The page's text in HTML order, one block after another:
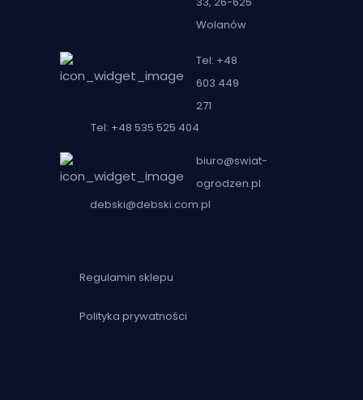
Wolanów
Tel: +48
603 449
271
Tel: +48 535 525 404
biuro@swiat-
ogrodzen.pl
debski@debski.com.pl
Regulamin sklepu
Polityka prywatności